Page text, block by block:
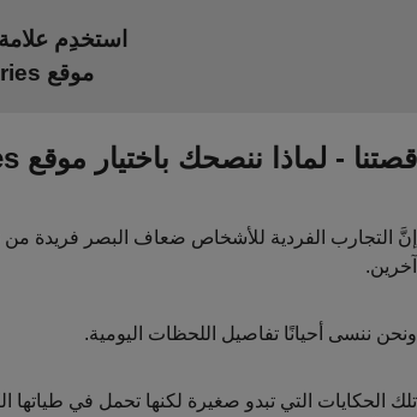
استخدِم
موقع Visionaries من خلال ضبط تباين الألوان وحجم الخط والمسافة بين النصوص والارتباطات التشعبية.
قصتنا - لماذا ننصحك باختيار موقع Visionaries؟
إنَّ التجارب الفردية للأشخاص ضعاف البصر فريدة من
آخرين.
ونحن ننسى أحيانًا تفاصيل اللحظات اليومية.
تلك الحكايات التي تبدو صغيرة لكنها تحمل في طياتها